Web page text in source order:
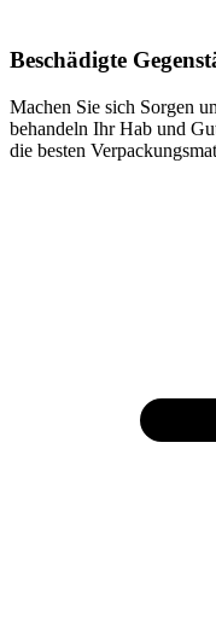
Beschädigte
Machen Sie sich Sorgen
behandeln Ihr Hab und
die besten